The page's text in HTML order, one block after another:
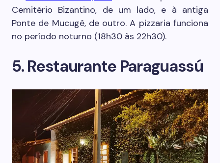
Cemitério Bizantino, de um lado, e à antiga
Ponte de Mucugê, de outro. A pizzaria funciona
no período noturno (18h30 às 22h30).
5. Restaurante Paraguassú